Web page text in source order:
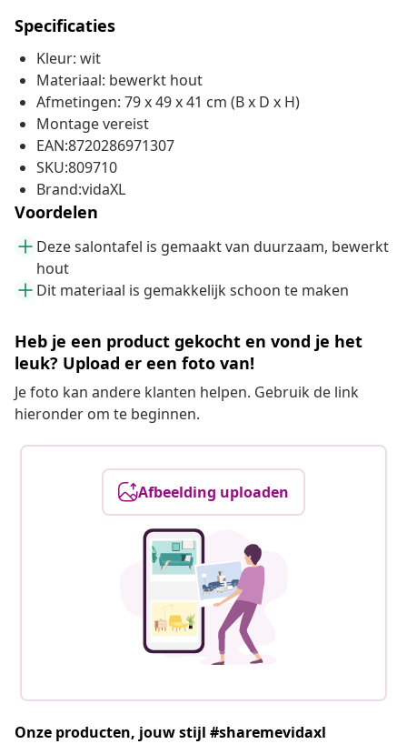
Specificaties
Kleur: wit
Materiaal: bewerkt hout
Afmetingen: 79 x 49 x 41 cm (B x D x H)
Montage vereist
EAN:8720286971307
SKU:809710
Brand:vidaXL
Voordelen
Deze salontafel is gemaakt van duurzaam, bewerkt
hout
Dit materiaal is gemakkelijk schoon te maken
Heb je een product gekocht en vond je het
leuk? Upload er een foto van!
Je foto kan andere klanten helpen. Gebruik de link
hieronder om te beginnen.
Afbeelding uploaden
Onze producten, jouw stijl #sharemevidaxl